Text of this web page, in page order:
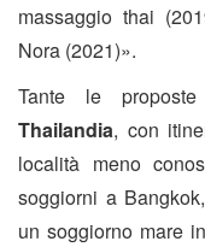
massaggio thai
Nora (2021)».
Tante le proposte
Thailandia, con
località meno
soggiorni a
un soggiorno mare